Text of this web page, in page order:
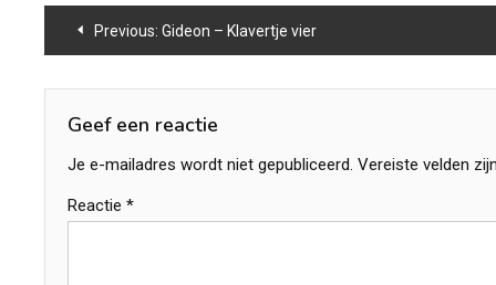
Bericht
navigatie
Previous: Gideon – Klavertje vier
Geef een reactie
Je e-mailadres wordt niet gepubliceerd. Vereiste velden
Reactie *